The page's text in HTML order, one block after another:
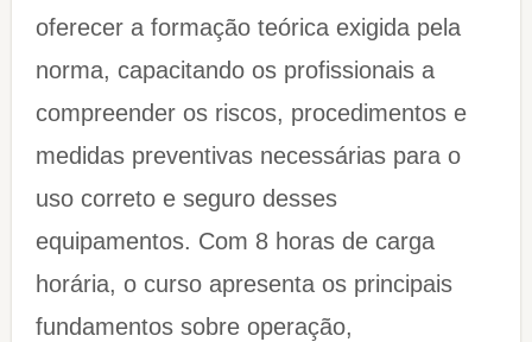
oferecer a formação teórica exigida pela
norma, capacitando os profissionais a
compreender os riscos, procedimentos e
medidas preventivas necessárias para o
uso correto e seguro desses
equipamentos. Com 8 horas de carga
horária, o curso apresenta os principais
fundamentos sobre operação,